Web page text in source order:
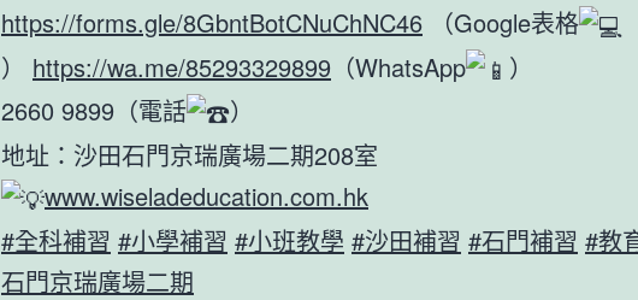
https://forms.gle/8GbntBotCNuChNC46 （Google表格
） https://wa.me/85293329899 （WhatsApp
）
2660 9899（電話
）
地址：沙田石門京瑞廣場二期208室
www.wiseladeducation.com.hk
#全科補習 #小學補習 #小班教學 #沙田補習 #石門補習 #教
石門京瑞廣場二期